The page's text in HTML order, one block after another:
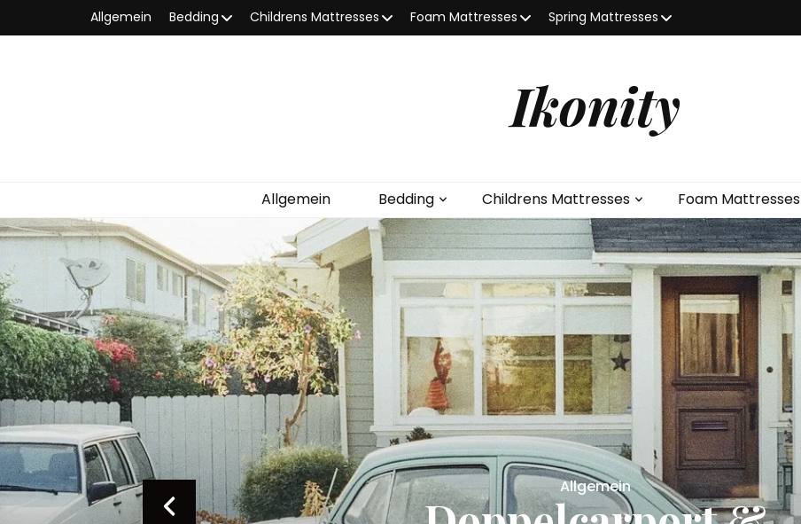
Allgemein Bedding Childrens Mattresses Foam Mattresses Spring Mattresses
Ikonity
Allgemein Bedding Childrens Mattresses Foam Mattresses